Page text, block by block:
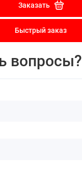
Заказать
Быстрый заказ
вопросы?